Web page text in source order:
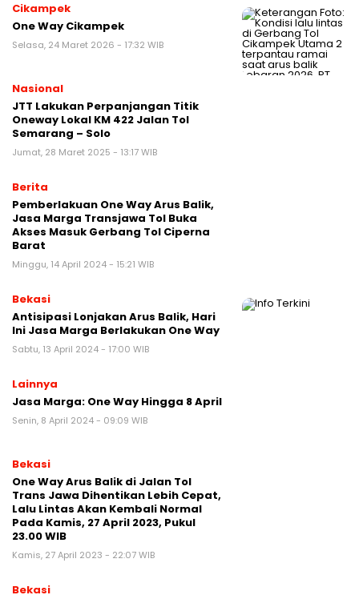
Cikampek
One Way Cikampek
Selasa, 24 Maret 2026 - 17:32 WIB
Nasional
JTT Lakukan Perpanjangan Titik
Oneway Lokal KM 422 Jalan Tol
Semarang – Solo
Jumat, 28 Maret 2025 - 13:17 WIB
Berita
Pemberlakuan One Way Arus Balik,
Jasa Marga Transjawa Tol Buka
Akses Masuk Gerbang Tol Ciperna
Barat
Minggu, 14 April 2024 - 15:21 WIB
Bekasi
Antisipasi Lonjakan Arus Balik, Hari
Ini Jasa Marga Berlakukan One Way
Sabtu, 13 April 2024 - 17:00 WIB
Lainnya
Jasa Marga: One Way Hingga 8 April
Senin, 8 April 2024 - 09:09 WIB
Bekasi
One Way Arus Balik di Jalan Tol
Trans Jawa Dihentikan Lebih Cepat,
Lalu Lintas Akan Kembali Normal
Pada Kamis, 27 April 2023, Pukul
23.00 WIB
Kamis, 27 April 2023 - 22:07 WIB
Bekasi